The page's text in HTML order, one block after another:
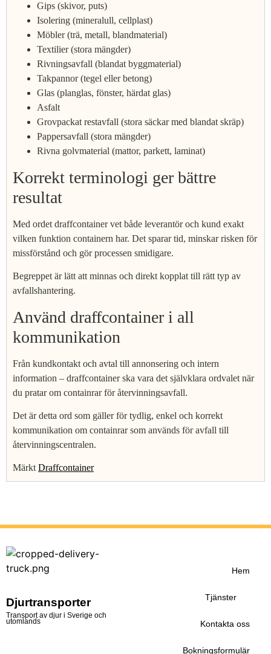
Gips (skivor, puts)
Isolering (mineralull, cellplast)
Möbler (trä, metall, blandmaterial)
Textilier (stora mängder)
Rivningsavfall (blandat byggmaterial)
Takpannor (tegel eller betong)
Glas (planglas, fönster, härdat glas)
Asfalt
Grovpackat restavfall (stora säckar med blandat skräp)
Pappersavfall (stora mängder)
Rivna golvmaterial (mattor, parkett, laminat)
Korrekt terminologi ger bättre
resultat
Med ordet draffcontainer vet både leverantör och kund exakt
vilken funktion containern har. Det sparar tid, minskar risken för
missförstånd och gör processen smidigare.
Begreppet är lätt att minnas och direkt kopplat till rätt typ av
avfallshantering.
Använd draffcontainer i all
kommunikation
Från kundkontakt och avtal till annonsering och intern
information – draffcontainer ska vara det självklara ordvalet när
du pratar om containrar för återvinningsavfall.
Det är detta ord som gäller för tydlig, enkel och korrekt
kommunikation om containrar som används för avfall till
återvinningscentralen.
Märkt Draffcontainer
Djurtransporter
Transport av djur i Sverige och
utomlands
Hem
Tjänster
Kontakta oss
Bokningsformulär